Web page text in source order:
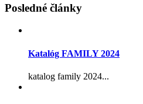
Posledné články
Katalóg FAMILY 2024
katalog family 2024...